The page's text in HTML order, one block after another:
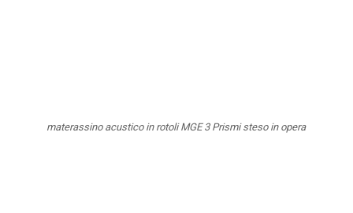
materassino acustico in rotoli MGE 3 Prismi steso in opera